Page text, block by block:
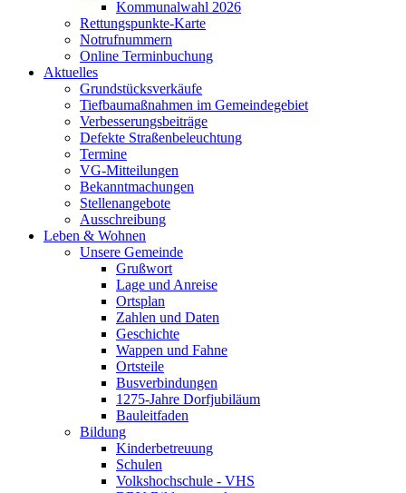
Kommunalwahl 2026
Rettungspunkte-Karte
Notrufnummern
Online Terminbuchung
Aktuelles
Grundstücksverkäufe
Tiefbaumaßnahmen im Gemeindegebiet
Verbesserungsbeiträge
Defekte Straßenbeleuchtung
Termine
VG-Mitteilungen
Bekanntmachungen
Stellenangebote
Ausschreibung
Leben & Wohnen
Unsere Gemeinde
Grußwort
Lage und Anreise
Ortsplan
Zahlen und Daten
Geschichte
Wappen und Fahne
Ortsteile
Busverbindungen
1275-Jahre Dorfjubiläum
Bauleitfaden
Bildung
Kinderbetreuung
Schulen
Volkshochschule - VHS